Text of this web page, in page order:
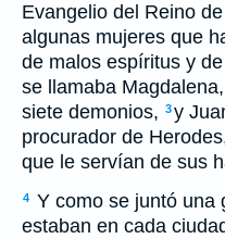
Evangelio del Reino
algunas mujeres que
de malos espíritus y
se llamaba
siete demonios, 3y
procurador de
que le servían de sus
4 Y como se juntó una
estaban en cada